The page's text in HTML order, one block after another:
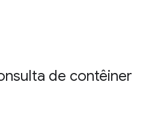
de contêiner